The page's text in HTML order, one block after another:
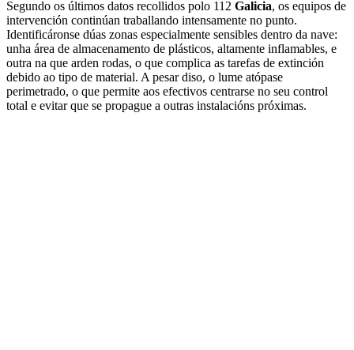
Segundo os últimos datos recollidos polo 112 Galicia, os equipos de
intervención continúan traballando intensamente no punto.
Identificáronse dúas zonas especialmente sensibles dentro da nave:
unha área de almacenamento de plásticos, altamente inflamables, e
outra na que arden rodas, o que complica as tarefas de extinción
debido ao tipo de material. A pesar diso, o lume atópase
perimetrado, o que permite aos efectivos centrarse no seu control
total e evitar que se propague a outras instalacións próximas.